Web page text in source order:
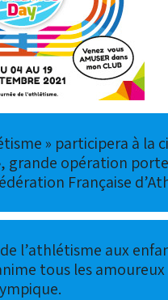
» participera à la
, grande opération
Française
l’athlétisme aux
tous les